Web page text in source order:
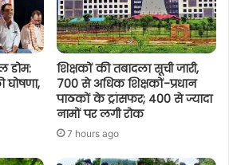
डोम:
घोषणा,
शिक्षकों की तबादला सूची जारी,
700 से अधिक शिक्षकों-प्रधान
पाठकों के ट्रांसफर; 400 से ज्यादा
नामों पर लगी रोक
7 hours ago